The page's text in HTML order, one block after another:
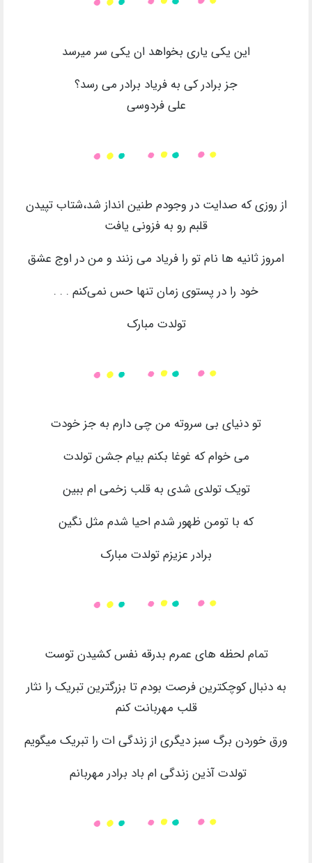
این یکی یاری بخواهد ان یکی سر میرسد
جز برادر کی به فریاد برادر می رسد؟
علی فردوسی
از روزی که صدایت در وجودم طنین انداز شد،شتاب تپیدن
قلبم رو به فزونی یافت
امروز ثانیه ها نام تو را فریاد می زنند و من در اوج عشق
خود را در پستوی زمان تنها حس نمی‌کنم . . .
تولدت مبارک
تو دنیای بی سروته من چی دارم به جز خودت
می خوام که غوغا بکنم بیام جشن تولدت
تویک تولدی شدی به قلب زخمی ام ببین
که با تومن ظهور شدم احیا شدم مثل نگین
برادر عزیزم تولدت مبارک
تمام لحظه های عمرم بدرقه نفس کشیدن توست
به دنبال کوچکترین فرصت بودم تا بزرگترین تبریک را نثار
قلب مهربانت کنم
ورق خوردن برگ سبز دیگری از زندگی ات را تبریک میگویم
تولدت آذین زندگی ام باد برادر مهربانم